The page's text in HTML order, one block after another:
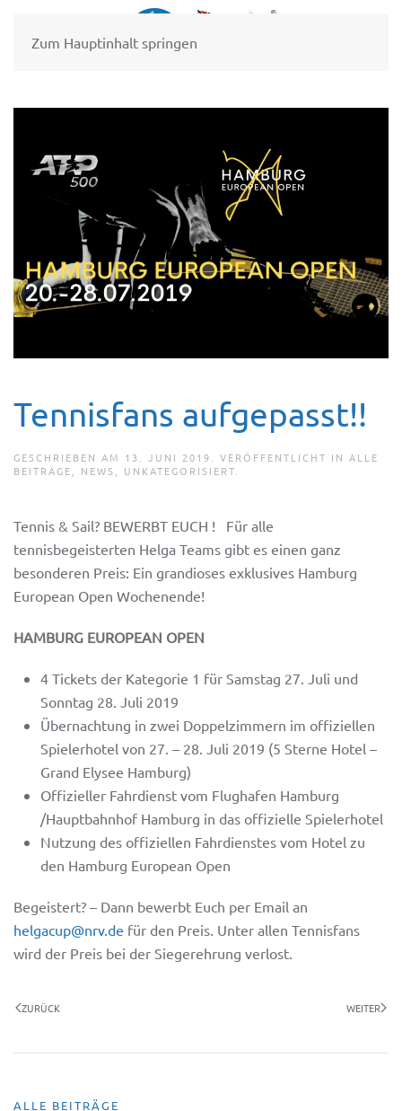
Zum Hauptinhalt springen
Tennisfans aufgepasst!!
GESCHRIEBEN AM 13. JUNI 2019 . VERÖFFENTLICHT IN ALLE
BEITRÄGE
NEWS UNKATEGORISIERT
Tennis & Sail? BEWERBT EUCH ! Für alle
tennisbegeisterten Helga Teams gibt es einen ganz
besonderen Preis: Ein grandioses exklusives Hamburg
European Open Wochenende!
HAMBURG EUROPEAN OPEN
4 Tickets der Kategorie 1 für Samstag 27. Juli und
Sonntag 28. Juli 2019
Übernachtung in zwei Doppelzimmern im offiziellen
Spielerhotel von 27. – 28. Juli 2019 (5 Sterne Hotel –
Grand Elysee Hamburg)
Offizieller Fahrdienst vom Flughafen Hamburg
/Hauptbahnhof Hamburg in das offizielle Spielerhotel
Nutzung des offiziellen Fahrdienstes vom Hotel zu
den Hamburg European Open
Begeistert? – Dann bewerbt Euch per Email an
helgacup@nrv.de für den Preis. Unter allen Tennisfans
wird der Preis bei der Siegerehrung verlost.
ZURÜCK WEITER
ALLE BEITRÄGE